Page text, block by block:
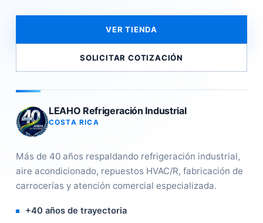
VER TIENDA
SOLICITAR COTIZACIÓN
LEAHO Refrigeración Industrial
COSTA RICA
Más de 40 años respaldando refrigeración industrial,
aire acondicionado, repuestos HVAC/R, fabricación de
carrocerías y atención comercial especializada.
+40 años de trayectoria